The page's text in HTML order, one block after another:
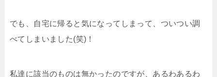
でも、自宅に帰ると気になってしまって、ついつい調
べてしまいました(笑)！
私達に該当のものは無かったのですが、あるわあるわ